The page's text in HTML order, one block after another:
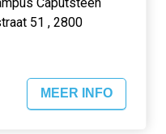
51 , 2800
MEER INFO